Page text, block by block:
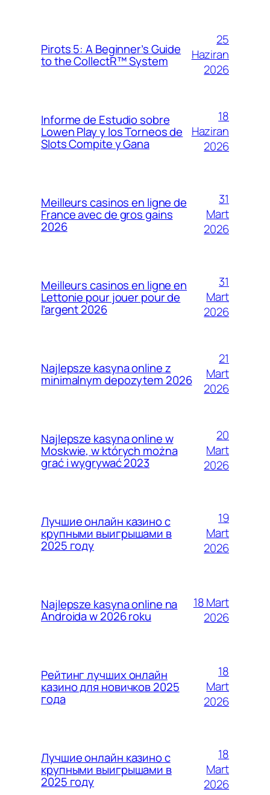
Pirots 5: A Beginner’s Guide
to the CollectR™ System
25
Haziran
2026
Informe de Estudio sobre
Lowen Play y los Torneos de
Slots Compite y Gana
18
Haziran
2026
Meilleurs casinos en ligne de
France avec de gros gains
2026
31
Mart
2026
Meilleurs casinos en ligne en
Lettonie pour jouer pour de
l’argent 2026
31
Mart
2026
Najlepsze kasyna online z
minimalnym depozytem 2026
21
Mart
2026
Najlepsze kasyna online w
Moskwie, w których można
grać i wygrywać 2023
20
Mart
2026
Лучшие онлайн казино с
крупными выигрышами в
2025 году
19
Mart
2026
Najlepsze kasyna online na
Androida w 2026 roku
18 Mart
2026
Рейтинг лучших онлайн
казино для новичков 2025
года
18
Mart
2026
Лучшие онлайн казино с
крупными выигрышами в
2025 году
18
Mart
2026